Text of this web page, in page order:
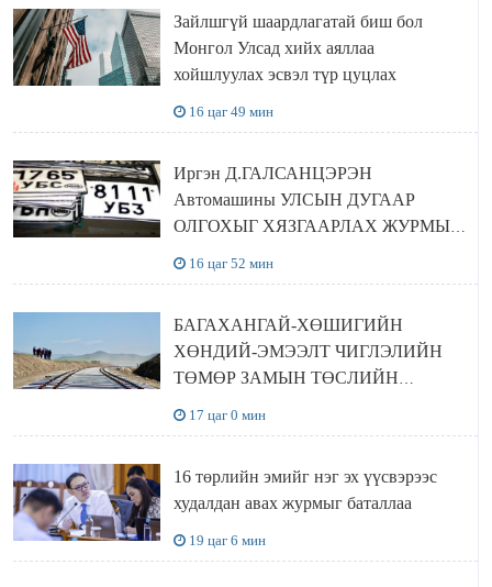
Зайлшгүй шаардлагатай биш бол
Монгол Улсад хийх аяллаа
хойшлуулах эсвэл түр цуцлах
16 цаг 49 мин
Иргэн Д.ГАЛСАНЦЭРЭН
Автомашины УЛСЫН ДУГААР
ОЛГОХЫГ ХЯЗГААРЛАХ ЖУРМЫГ
16 цаг 52 мин
БАГАХАНГАЙ-ХӨШИГИЙН
ХӨНДИЙ-ЭМЭЭЛТ ЧИГЛЭЛИЙН
ТӨМӨР ЗАМЫН ТӨСЛИЙН
17 цаг 0 мин
16 төрлийн эмийг нэг эх үүсвэрээс
худалдан авах журмыг баталлаа
19 цаг 6 мин